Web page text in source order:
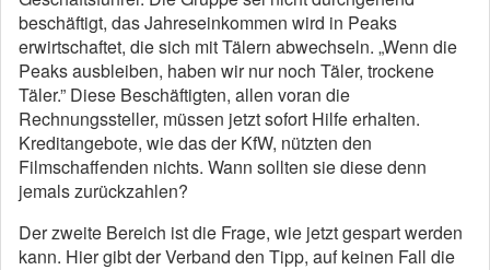
beschäftigt, das Jahreseinkommen wird in Peaks
erwirtschaftet, die sich mit Tälern abwechseln. „Wenn die
Peaks ausbleiben, haben wir nur noch Täler, trockene
Täler.” Diese Beschäftigten, allen voran die
Rechnungssteller, müssen jetzt sofort Hilfe erhalten.
Kreditangebote, wie das der KfW, nützten den
Filmschaffenden nichts. Wann sollten sie diese denn
jemals zurückzahlen?
Der zweite Bereich ist die Frage, wie jetzt gespart werden
kann. Hier gibt der Verband den Tipp, auf keinen Fall die